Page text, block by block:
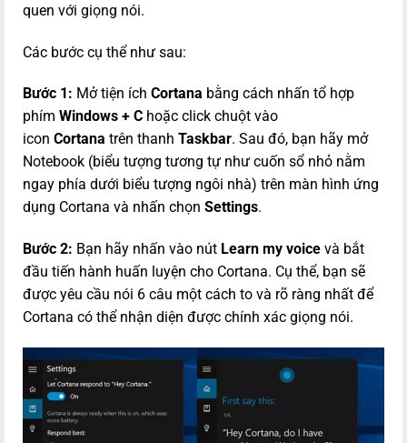
quen với giọng nói.
Các bước cụ thể như sau:
Bước 1: Mở tiện ích Cortana bằng cách nhấn tổ hợp
phím Windows + C hoặc click chuột vào
icon Cortana trên thanh Taskbar. Sau đó, bạn hãy mở
Notebook (biểu tượng tương tự như cuốn sổ nhỏ nằm
ngay phía dưới biểu tượng ngôi nhà) trên màn hình ứng
dụng Cortana và nhấn chọn Settings.
Bước 2: Bạn hãy nhấn vào nút Learn my voice và bắt
đầu tiến hành huấn luyện cho Cortana. Cụ thể, bạn sẽ
được yêu cầu nói 6 câu một cách to và rõ ràng nhất để
Cortana có thể nhận diện được chính xác giọng nói.